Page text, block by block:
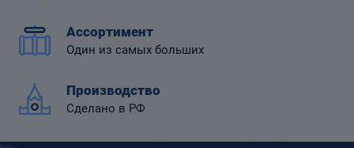
Ассортимент
Один из самых больших
Производство
Сделано в РФ